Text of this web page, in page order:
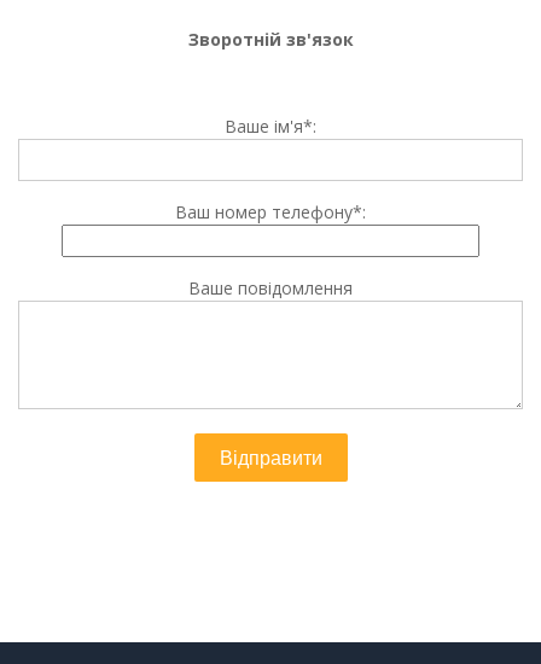
Зворотній зв'язок
Ваше ім'я*:
Ваш номер телефону*:
Ваше повідомлення